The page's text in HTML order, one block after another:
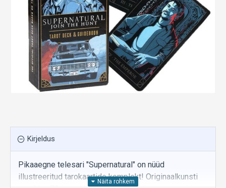
Kirjeldus
Pikaaegne telesari "Supernatural" on nüüd
illustreeritud tarokaartide komplekt! Originaalkunsti